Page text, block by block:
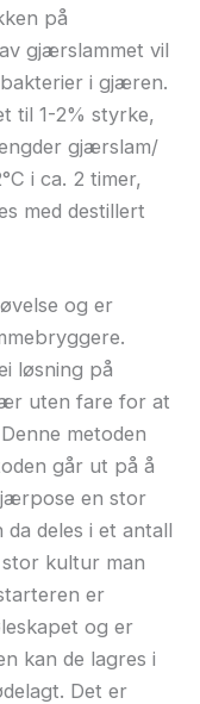
på
gjærslammet vil
i gjæren.
til 1-2% styrke,
gjærslam/
i ca. 2 timer,
med destillert
og er
løsning på
uten fare for at
metoden
går ut på å
en stor
deles i et antall
kultur man
er
og er
kan de lagres i
Det er